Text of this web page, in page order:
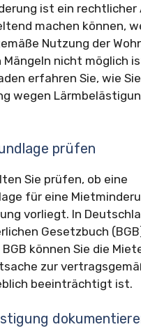
ist ein rechtlicher
machen können,
Nutzung der
nicht möglich
erfahren Sie, wie
wegen
prüfen
Sie prüfen, ob eine
für eine
vorliegt. In
Gesetzbuch
können Sie die
zur
beeinträchtigt ist.